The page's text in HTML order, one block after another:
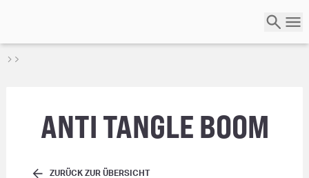
ANTI TANGLE BOOM
ZURÜCK ZUR ÜBERSICHT